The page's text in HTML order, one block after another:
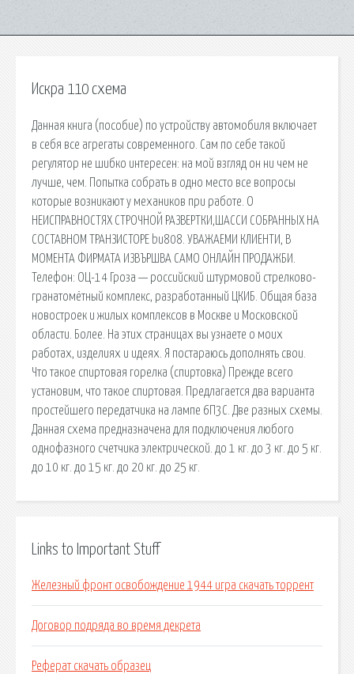
Искра 110 схема
Данная книга (пособие) по устройству автомобиля включает
в себя все агрегаты современного. Сам по себе такой
регулятор не шибко интересен: на мой взгляд он ни чем не
лучше, чем. Попытка собрать в одно место все вопросы
которые возникают у механиков при работе. О
НЕИСПРАВНОСТЯХ СТРОЧНОЙ РАЗВЕРТКИ,ШАССИ СОБРАННЫХ НА
СОСТАВНОМ ТРАНЗИСТОРЕ bu808. УВАЖАЕМИ КЛИЕНТИ, В
МОМЕНТА ФИРМАТА ИЗВЪРШВА САМО ОНЛАЙН ПРОДАЖБИ.
Телефон: ОЦ-14 Гроза — российский штурмовой стрелково-
гранатомётный комплекс, разработанный ЦКИБ. Общая база
новостроек и жилых комплексов в Москве и Московской
области. Более. На этих страницах вы узнаете о моих
работах, изделиях и идеях. Я постараюсь дополнять свои.
Что такое спиртовая горелка (спиртовка) Прежде всего
установим, что такое спиртовая. Предлагается два варианта
простейшего передатчика на лампе 6П3С. Две разных схемы.
Данная схема предназначена для подключения любого
однофазного счетчика электрической. до 1 кг. до 3 кг. до 5 кг.
до 10 кг. до 15 кг. до 20 кг. до 25 кг.
Links to Important Stuff
Железный фронт освобождение 1944 игра скачать торрент
Договор подряда во время декрета
Реферат скачать образец